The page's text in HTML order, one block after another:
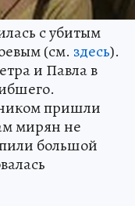
с убитым
(см. здесь).
и Павла в
пришли
мирян не
большой